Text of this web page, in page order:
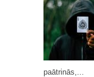
paātrinās,...